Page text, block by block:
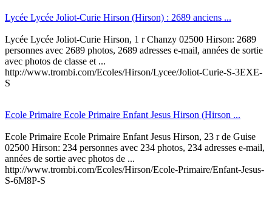
Lycée Lycée Joliot-Curie Hirson (Hirson) : 2689 anciens ...
Lycée Lycée Joliot-Curie Hirson, 1 r Chanzy 02500 Hirson: 2689
personnes avec 2689 photos, 2689 adresses e-mail, années de sortie
avec photos de classe et ...
http://www.trombi.com/Ecoles/Hirson/Lycee/Joliot-Curie-S-3EXE-
S
Ecole Primaire Ecole Primaire Enfant Jesus Hirson (Hirson ...
Ecole Primaire Ecole Primaire Enfant Jesus Hirson, 23 r de Guise
02500 Hirson: 234 personnes avec 234 photos, 234 adresses e-mail,
années de sortie avec photos de ...
http://www.trombi.com/Ecoles/Hirson/Ecole-Primaire/Enfant-Jesus-
S-6M8P-S